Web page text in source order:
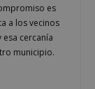
es
a los vecinos
cercanía
municipio.
la
el
sin